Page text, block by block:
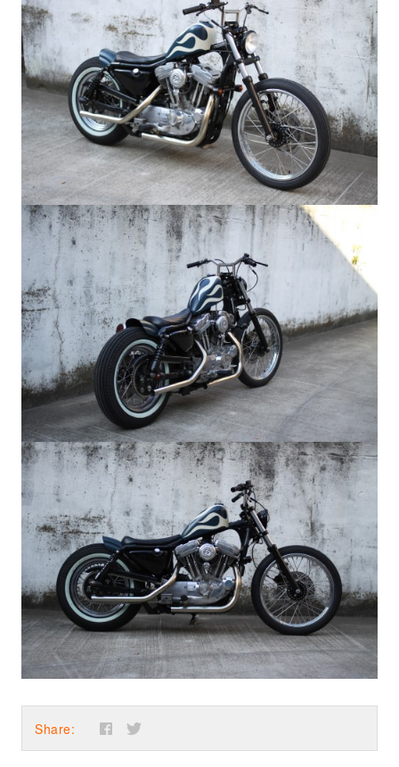
Share: